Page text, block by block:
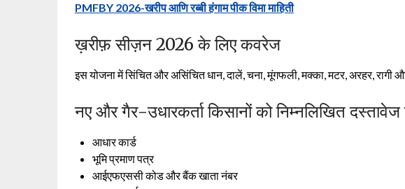
PMFBY 2026-खरीप आणि रब्बी हंगाम पीक विमा माहिती
ख़रीफ़ सीज़न 2026 के लिए कवरेज
इस योजना में सिंचित और असिंचित धान, दालें, चना, मूंगफली, मक्का, मटर, अरहर, रागी
नए और गैर-उधारकर्ता किसानों को निम्नलिखित
आधार कार्ड
भूमि प्रमाण पत्र
आईएफएससी कोड और बैंक खाता नंबर